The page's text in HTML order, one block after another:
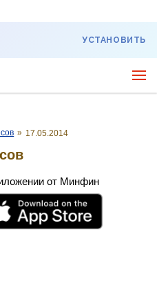
УСТАНОВИТЬ
» 17.05.2014
от Минфин